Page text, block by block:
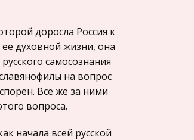
доросла Россия к
духовной жизни, она
самосознания
на вопрос
Все же за ними
вопроса.
начала всей русской